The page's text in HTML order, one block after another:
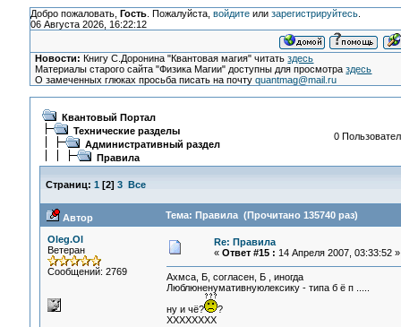
Добро пожаловать, Гость. Пожалуйста, войдитеили зарегистрируйтесь.
06 Августа 2026, 16:22:12
Новости: Книгу С.Доронина "Квантовая магия" читатьздесь
Материалы старого сайта "Физика Магии" доступны для просмотраздесь
О замеченных глюках просьба писать на почтуquantmag@mail.ru
Квантовый Портал
Технические разделы
Административный раздел
Правила
0
Страниц: 1 [2] 3 Все
Автор Тема: Правила (Прочитано 135740 раз)
Oleg.Ol
Ветеран
Сообщений: 2769
Re: Правила
« Ответ #15 : 14 Апреля 2007, 03:33:52 »
Ахмса, Б, согласен, Б , иногда
Люблюненумативнуюлексику - типа б ё п .....
ну и чё?
?
ХХХХХХХХ